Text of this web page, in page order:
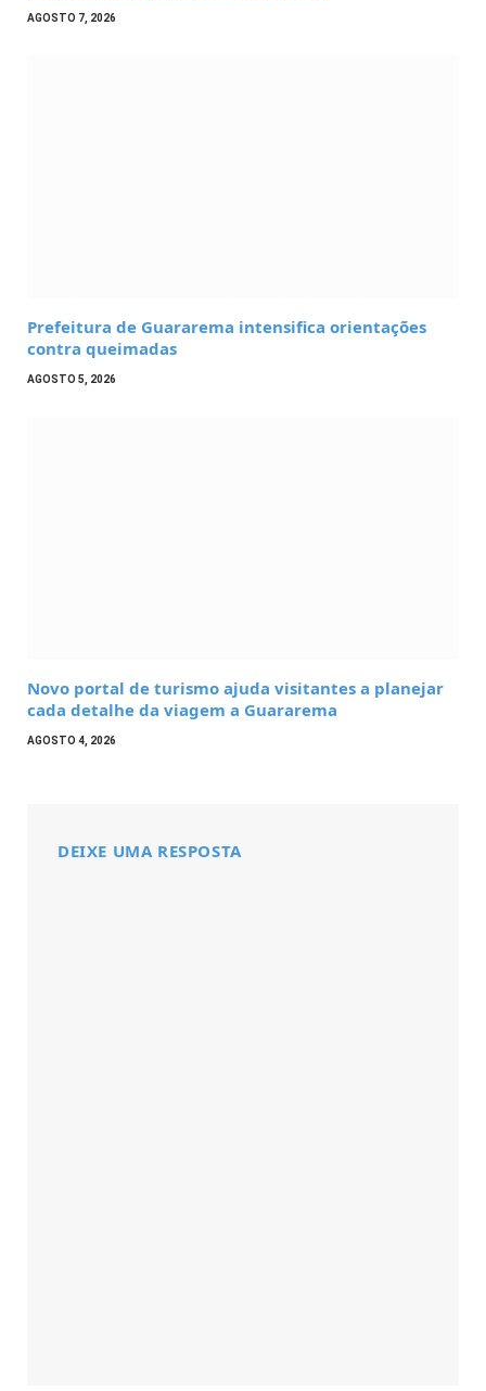
AGOSTO 7, 2026
Prefeitura de Guararema intensifica orientações
contra queimadas
AGOSTO 5, 2026
Novo portal de turismo ajuda visitantes a planejar
cada detalhe da viagem a Guararema
AGOSTO 4, 2026
DEIXE UMA RESPOSTA